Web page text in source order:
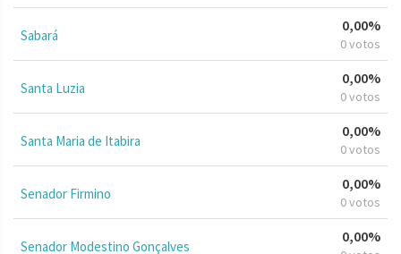
Sabará
0,00%
0 votos
Santa Luzia
0,00%
0 votos
Santa Maria de Itabira
0,00%
0 votos
Senador Firmino
0,00%
0 votos
Senador Modestino Gonçalves
0,00%